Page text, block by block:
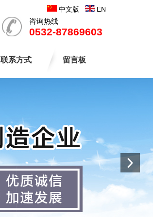
中文版 EN
咨询热线
0532-87869603
联系方式 留言板